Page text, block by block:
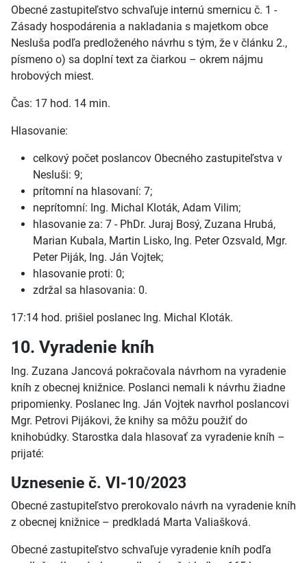
Obecné zastupiteľstvo schvaľuje internú smernicu č. 1 -
Zásady hospodárenia a nakladania s majetkom obce
Nesluša podľa predloženého návrhu s tým, že v článku 2.,
písmeno o) sa doplní text za čiarkou – okrem nájmu
hrobových miest.
Čas: 17 hod. 14 min.
Hlasovanie:
celkový počet poslancov Obecného zastupiteľstva v
Nesluši: 9;
prítomní na hlasovaní: 7;
neprítomní: Ing. Michal Kloták, Adam Vilim;
hlasovanie za: 7 - PhDr. Juraj Bosý, Zuzana Hrubá,
Marian Kubala, Martin Lisko, Ing. Peter Ozsvald, Mgr.
Peter Piják, Ing. Ján Vojtek;
hlasovanie proti: 0;
zdržal sa hlasovania: 0.
17:14 hod. prišiel poslanec Ing. Michal Kloták.
10. Vyradenie kníh
Ing. Zuzana Jancová pokračovala návrhom na vyradenie
kníh z obecnej knižnice. Poslanci nemali k návrhu žiadne
pripomienky. Poslanec Ing. Ján Vojtek navrhol poslancovi
Mgr. Petrovi Pijákovi, že knihy sa môžu použiť do
knihobúdky. Starostka dala hlasovať za vyradenie kníh –
prijaté:
Uznesenie č. VI-10/2023
Obecné zastupiteľstvo prerokovalo návrh na vyradenie kníh
z obecnej knižnice – predkladá Marta Valiašková.
Obecné zastupiteľstvo schvaľuje vyradenie kníh podľa